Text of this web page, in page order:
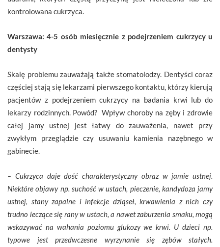
kontrolowana cukrzyca.
Warszawa: 4-5 osób miesięcznie z podejrzeniem cukrzycy u
dentysty
Skalę problemu zauważają także stomatolodzy. Dentyści coraz
częściej stają się lekarzami pierwszego kontaktu, którzy kierują
pacjentów z podejrzeniem cukrzycy na badania krwi lub do
lekarzy rodzinnych. Powód? Wpływ choroby na zęby i zdrowie
całej jamy ustnej jest łatwy do zauważenia, nawet przy
zwykłym przeglądzie czy usuwaniu kamienia nazębnego w
gabinecie.
– Cukrzyca daje dość charakterystyczny obraz w jamie ustnej.
Niektóre objawy np. suchość w ustach, pieczenie, kandydoza jamy
ustnej, stany zapalne i infekcje dziąseł, krwawienia z nich czy
trudno leczące się rany w ustach, a nawet zaburzenia smaku, mogą
wskazywać na wahania poziomu glukozy we krwi. U dzieci np.
typowe jest przedwczesne wyrzynanie się zębów stałych.